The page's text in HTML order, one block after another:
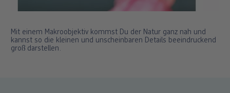
Mit einem Makroobjektiv kommst Du der Natur ganz nah und
kannst so die kleinen und unscheinbaren Details beeindruckend
groß darstellen.